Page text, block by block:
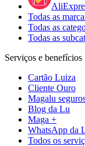
Todas as
Todas as
Todas as
Serviços e benefícios
Cartão Luiza
Cliente Ouro
Magalu
Blog da Lu
Maga +
WhatsApp da
Todos os